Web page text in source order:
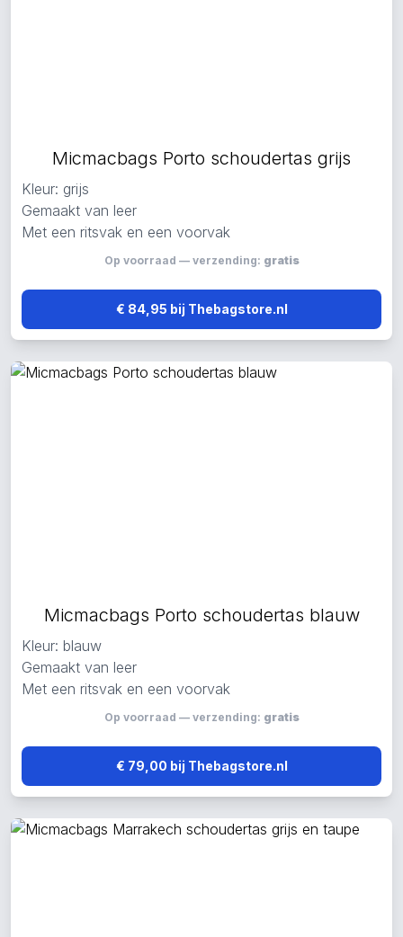
Micmacbags Porto schoudertas grijs
Kleur: grijs
Gemaakt van leer
Met een ritsvak en een voorvak
Op voorraad — verzending: gratis
€ 84,95 bij Thebagstore.nl
Micmacbags Porto schoudertas blauw
Kleur: blauw
Gemaakt van leer
Met een ritsvak en een voorvak
Op voorraad — verzending: gratis
€ 79,00 bij Thebagstore.nl